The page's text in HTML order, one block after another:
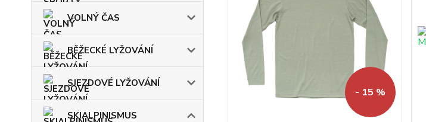
VOLNÝ ČAS
BĚŽECKÉ LYŽOVÁNÍ
SJEZDOVÉ LYŽOVÁNÍ
SKIALPINISMUS
- 15 %